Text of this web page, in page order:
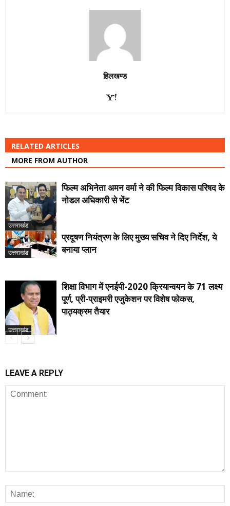
हिलखण्ड
RELATED ARTICLES
MORE FROM AUTHOR
उत्तराखंड
फिल्म अभिनेता अमन वर्मा ने की फिल्म विकास परिषद के
नोडल अधिकारी से भेंट
उत्तराखंड
प्रदूषण नियंत्रण के लिए मुख्य सचिव ने दिए निर्देश, ये
बनाया प्लान
उत्तराखंड
शिक्षा विभाग में एनईपी-2020 क्रियान्वयन के 71 लक्ष्य
पूर्ण, प्री-प्राइमरी एजुकेशन पर विशेष फोकस,
पाठ्यक्रम तैयार
LEAVE A REPLY